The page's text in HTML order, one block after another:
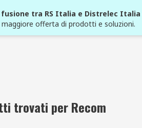
fusione tra RS Italia e Distrelec Italia
maggiore offerta di prodotti e soluzioni.
trovati per Recom